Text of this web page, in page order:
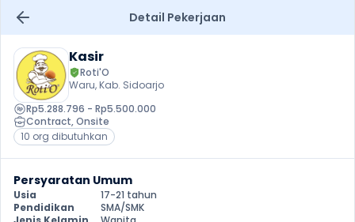
Detail Pekerjaan
Kasir
Roti'O
Waru, Kab. Sidoarjo
Rp5.288.796 - Rp5.500.000
Contract, Onsite
10 org dibutuhkan
Persyaratan Umum
Usia
17-21 tahun
Pendidikan
SMA/SMK